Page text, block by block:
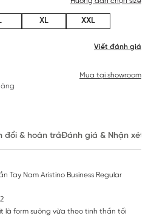
Viết đánh giá
XL XXL
Mua tại showroom
đổi & hoàn trảĐánh giá & Nhận xét
Tay Nam Aristino Business Regular
là form suông vừa theo tinh thần tối